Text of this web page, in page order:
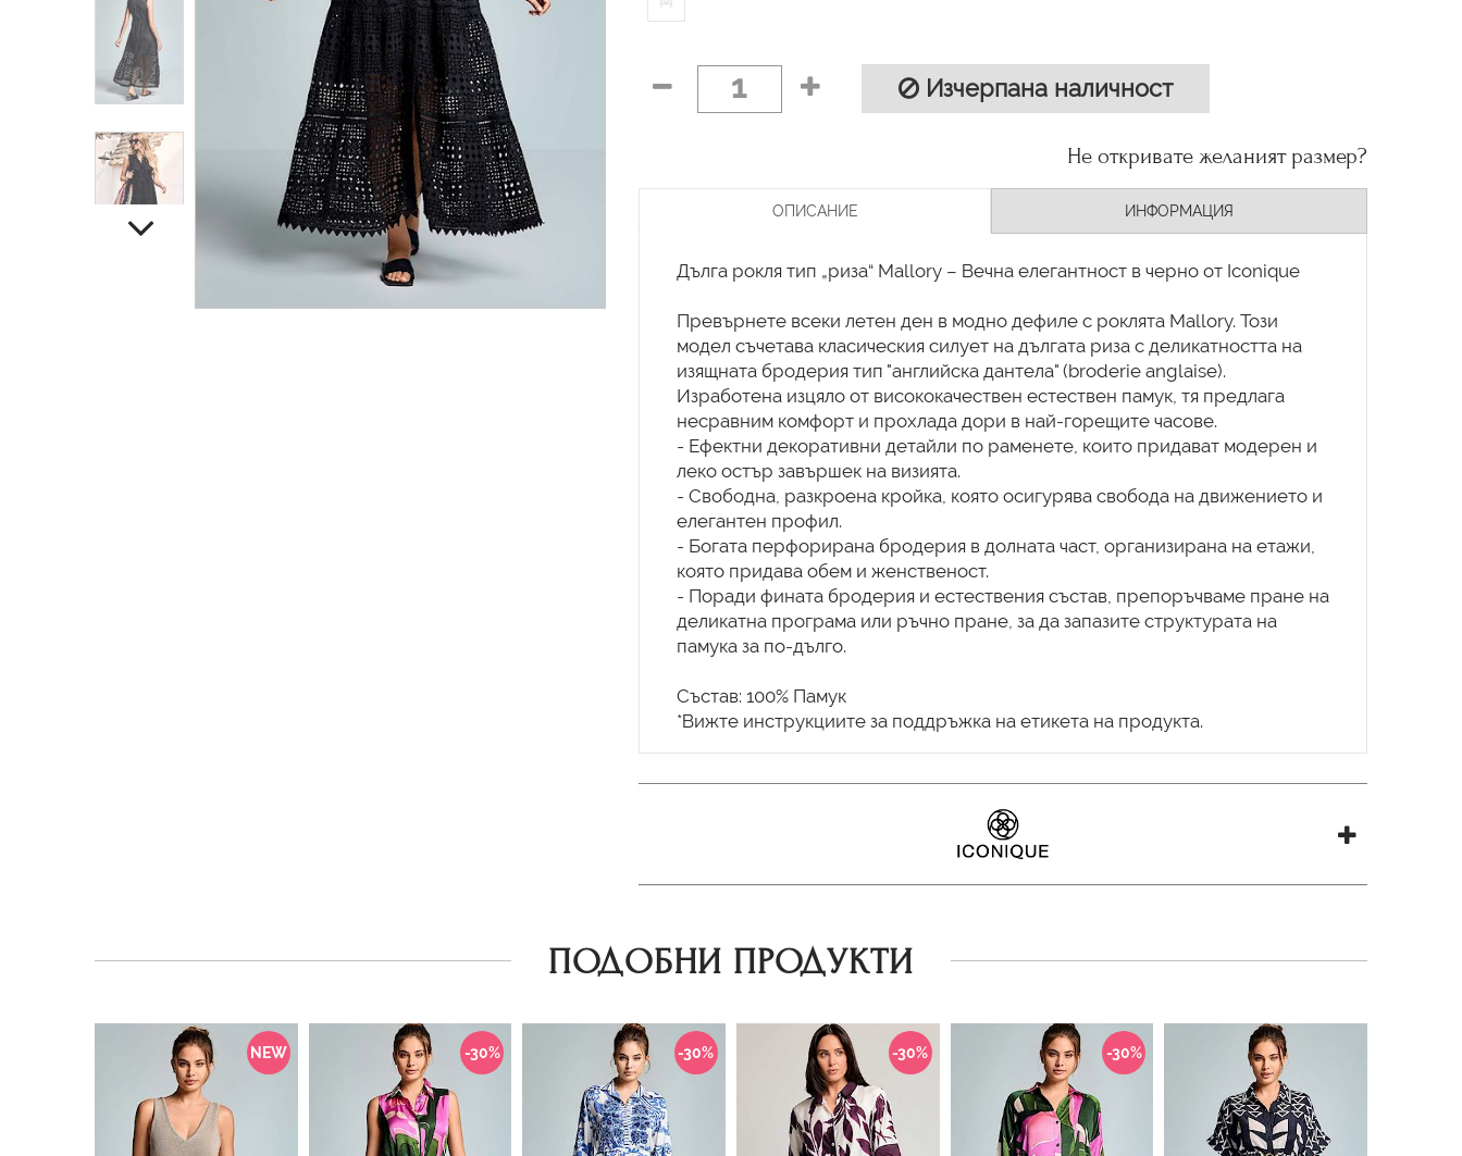
1 Изчерпана наличност
Не откривате желаният размер?
ОПИСАНИЕ ИНФОРМАЦИЯ
Дълга рокля тип „риза“ Mallory – Вечна елегантност в черно от Iconique
Превърнете всеки летен ден в модно дефиле с роклята Mallory. Този
модел съчетава класическия силует на дългата риза с деликатността на
изящната бродерия тип "английска дантела" (broderie anglaise).
Изработена изцяло от висококачествен естествен памук, тя предлага
несравним комфорт и прохлада дори в най-горещите часове.
- Ефектни декоративни детайли по раменете, които придават модерен и
леко остър завършек на визията.
- Свободна, разкроена кройка, която осигурява свобода на движението и
елегантен профил.
- Богата перфорирана бродерия в долната част, организирана на етажи,
която придава обем и женственост.
- Поради фината бродерия и естествения състав, препоръчваме пране на
деликатна програма или ръчно пране, за да запазите структурата на
памука за по-дълго.
Състав: 100% Памук
ПОДОБНИ ПРОДУКТИ
NEW -30% -30% -30% -30%